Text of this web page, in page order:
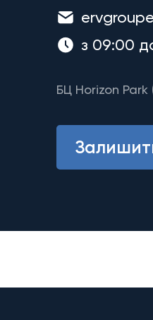
з 09:00
БЦ Horizon Park